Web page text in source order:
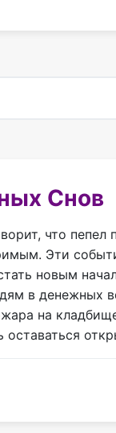
Снов
что
Эти
новым
в денежных
на
оставаться